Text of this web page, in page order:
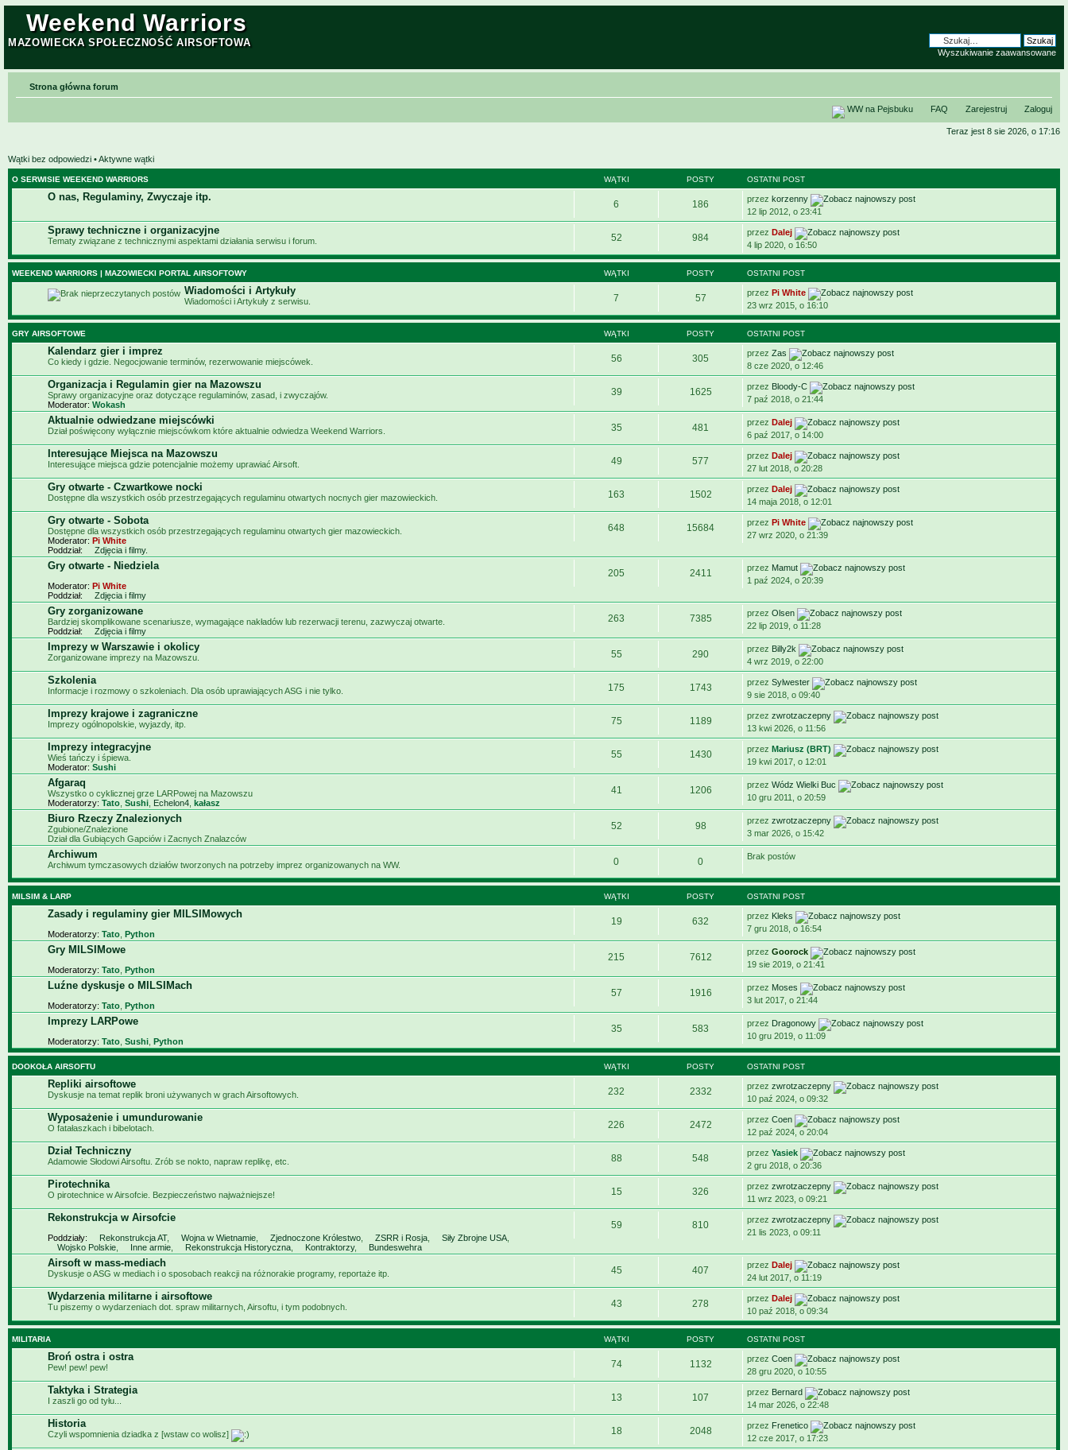
Weekend Warriors
MAZOWIECKA SPOŁECZNOŚĆ AIRSOFTOWA
Wyszukiwanie zaawansowane
Strona główna forum
WW na Pejsbuku FAQ Zarejestruj Zaloguj
Teraz jest 8 sie 2026, o 17:16
Wątki bez odpowiedzi •Aktywne wątki
O SERWISIE WEEKEND WARRIORS WĄTKI POSTY OSTATNI POST
O nas, Regulaminy, Zwyczaje itp.
6 186 przezkorzenny
12 lip 2012, o 23:41
Sprawy techniczne i organizacyjne
Tematy związane z technicznymi aspektami działania serwisu i forum. 52 984 przezDalej
4 lip 2020, o 16:50
WEEKEND WARRIORS | MAZOWIECKI PORTAL AIRSOFTOWY WĄTKI POSTY OSTATNI POST
Wiadomości i Artykuły
Wiadomości i Artykuły z serwisu. 7 57 przezPi White
23 wrz 2015, o 16:10
GRY AIRSOFTOWE WĄTKI POSTY OSTATNI POST
Kalendarz gier i imprez
Co kiedy i gdzie. Negocjowanie terminów, rezerwowanie miejscówek. 56 305 przezZas
8 cze 2020, o 12:46
Organizacja i Regulamin gier na Mazowszu
Sprawy organizacyjne oraz dotyczące regulaminów, zasad, i zwyczajów.
Moderator: Wokash
39 1625 przez Bloody-C
7 paź 2018, o 21:44
Aktualnie odwiedzane miejscówki
Dział poświęcony wyłącznie miejscówkom które aktualnie odwiedza Weekend Warriors. 35 481 przezDalej
6 paź 2017, o 14:00
Interesujące Miejsca na Mazowszu
Interesujące miejsca gdzie potencjalnie możemy uprawiać Airsoft. 49 577 przezDalej
27 lut 2018, o 20:28
Gry otwarte - Czwartkowe nocki
Dostępne dla wszystkich osób przestrzegających regulaminu otwartych nocnych gier mazowieckich. 163 1502 przezDalej
14 maja 2018, o 12:01
Gry otwarte - Sobota
Dostępne dla wszystkich osób przestrzegających regulaminu otwartych gier mazowieckich.
Moderator: Pi White
Poddział:
Zdjęcia i filmy.
648 15684 przezPi White
27 wrz 2020, o 21:39
Gry otwarte - Niedziela
Moderator: Pi White
Poddział:
Zdjęcia i filmy
205 2411 przez Mamut
1 paź 2024, o 20:39
Gry zorganizowane
Bardziej skomplikowane scenariusze, wymagające nakładów lub rezerwacji terenu, zazwyczaj otwarte.
Poddział:
Zdjęcia i filmy
263 7385 przezOlsen
22 lip 2019, o 11:28
Imprezy w Warszawie i okolicy
Zorganizowane imprezy na Mazowszu. 55 290 przez Billy2k
4 wrz 2019, o 22:00
Szkolenia
Informacje i rozmowy o szkoleniach. Dla osób uprawiających ASG i nie tylko. 175 1743 przezSylwester
9 sie 2018, o 09:40
Imprezy krajowe i zagraniczne
Imprezy ogólnopolskie, wyjazdy, itp. 75 1189 przezzwrotzaczepny
13 kwi 2026, o 11:56
Imprezy integracyjne
Wieś tańczy i śpiewa.
Moderator: Sushi
55 1430 przezMariusz (BRT)
19 kwi 2017, o 12:01
Afgaraq
Wszystko o cyklicznej grze LARPowej na Mazowszu
Moderatorzy: Tato Sushi Echelon4 kałasz
41 1206 przezWódz Wielki Buc
10 gru 2011, o 20:59
Biuro Rzeczy Znalezionych
Zgubione/Znalezione
Dział dla Gubiących Gapciów i Zacnych Znalazców
52 98 przezzwrotzaczepny
3 mar 2026, o 15:42
Archiwum
Archiwum tymczasowych działów tworzonych na potrzeby imprez organizowanych na WW. 0 0 Brak postów
MILSIM & LARP WĄTKI POSTY OSTATNI POST
Zasady i regulaminy gier MILSIMowych
Moderatorzy: Tato Python
19 632 przez Kleks
7 gru 2018, o 16:54
Gry MILSIMowe
Moderatorzy: Tato Python
215 7612 przezGoorock
19 sie 2019, o 21:41
Luźne dyskusje o MILSIMach
Moderatorzy: Tato Python
57 1916 przez Moses
3 lut 2017, o 21:44
Imprezy LARPowe
Moderatorzy: Tato Sushi Python
35 583 przez Dragonowy
10 gru 2019, o 11:09
DOOKOŁA AIRSOFTU WĄTKI POSTY OSTATNI POST
Repliki airsoftowe
Dyskusje na temat replik broni używanych w grach Airsoftowych. 232 2332 przezzwrotzaczepny
10 paź 2024, o 09:32
Wyposażenie i umundurowanie
O fatałaszkach i bibelotach. 226 2472 przezCoen
12 paź 2024, o 20:04
Dział Techniczny
Adamowie Słodowi Airsoftu. Zrób se nokto, napraw replikę, etc. 88 548 przezYasiek
2 gru 2018, o 20:36
Pirotechnika
O pirotechnice w Airsofcie. Bezpieczeństwo najważniejsze! 15 326 przezzwrotzaczepny
11 wrz 2023, o 09:21
Rekonstrukcja w Airsofcie
Poddziały: Rekonstrukcja AT, Wojna w Wietnamie Zjednoczone Królestwo ZSRR i Rosja Siły Zbrojne USA
Wojsko Polskie
Inne armie Rekonstrukcja Historyczna Kontraktorzy, Bundeswehra
59 810 przezzwrotzaczepny
21 lis 2023, o 09:11
Airsoft w mass-mediach
Dyskusje o ASG w mediach i o sposobach reakcji na różnorakie programy, reportaże itp. 45 407 przezDalej
24 lut 2017, o 11:19
Wydarzenia militarne i airsoftowe
Tu piszemy o wydarzeniach dot. spraw militarnych, Airsoftu, i tym podobnych. 43 278 przezDalej
10 paź 2018, o 09:34
MILITARIA WĄTKI POSTY OSTATNI POST
Broń ostra i ostra
Pew! pew! pew! 74 1132 przezCoen
28 gru 2020, o 10:55
Taktyka i Strategia
I zaszli go od tyłu... 13 107 przez Bernard
14 mar 2026, o 22:48
Historia
Czyli wspomnienia dziadka z [wstaw co wolisz] 18 2048 przez Frenetico
12 cze 2017, o 17:23